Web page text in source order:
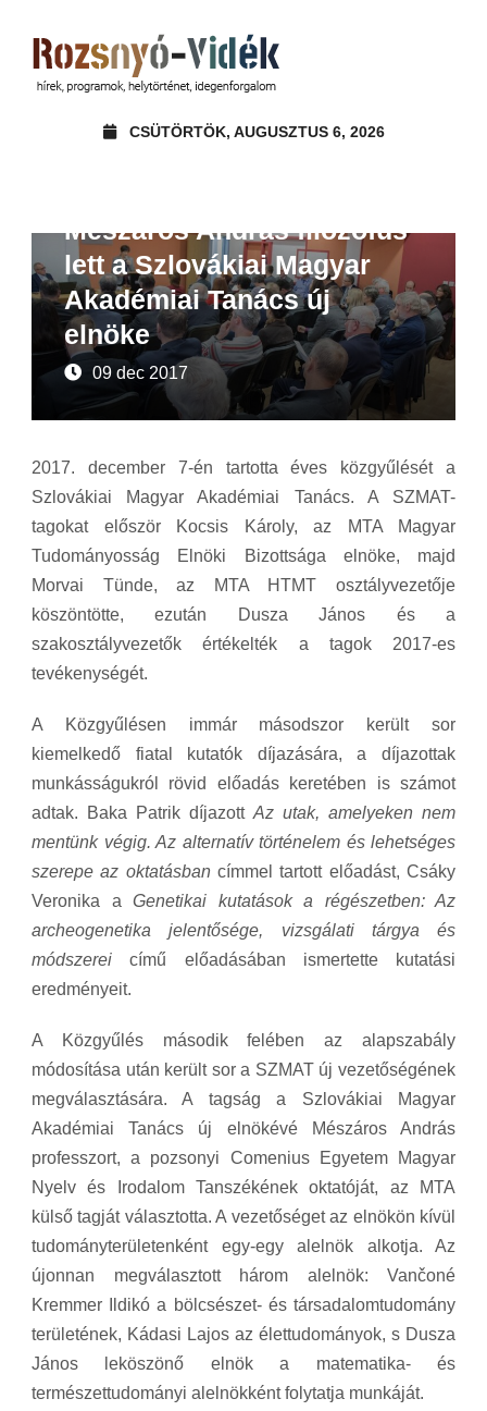
CSÜTÖRTÖK, AUGUSZTUS 6, 2026
Mészáros András filozófus
lett a Szlovákiai Magyar
Akadémiai Tanács új
elnöke
09 dec 2017
2017. december 7-én tartotta éves közgyűlését a
Szlovákiai Magyar Akadémiai Tanács. A SZMAT-
tagokat először Kocsis Károly, az MTA Magyar
Tudományosság Elnöki Bizottsága elnöke, majd
Morvai Tünde, az MTA HTMT osztályvezetője
köszöntötte, ezután Dusza János és a
szakosztályvezetők értékelték a tagok 2017-es
tevékenységét.
A Közgyűlésen immár másodszor került sor
kiemelkedő fiatal kutatók díjazására, a díjazottak
munkásságukról rövid előadás keretében is számot
adtak. Baka Patrik díjazott Az utak, amelyeken nem
mentünk végig. Az alternatív történelem és lehetséges
szerepe az oktatásbancímmel tartott előadást, Csáky
Veronika a Genetikai kutatások a régészetben: Az
archeogenetika jelentősége, vizsgálati tárgya és
módszerei című előadásában ismertette kutatási
eredményeit.
A Közgyűlés második felében az alapszabály
módosítása után került sor a SZMAT új vezetőségének
megválasztására. A tagság a Szlovákiai Magyar
Akadémiai Tanács új elnökévé Mészáros András
professzort, a pozsonyi Comenius Egyetem Magyar
Nyelv és Irodalom Tanszékének oktatóját, az MTA
külső tagját választotta. A vezetőséget az elnökön kívül
tudományterületenként egy-egy alelnök alkotja. Az
újonnan megválasztott három alelnök: Vančoné
Kremmer Ildikó a bölcsészet- és társadalomtudomány
területének, Kádasi Lajos az élettudományok, s Dusza
János leköszönő elnök a matematika- és
természettudományi alelnökként folytatja munkáját.